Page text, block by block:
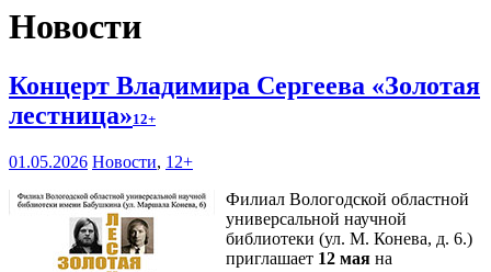
Новости
Концерт Владимира Сергеева «Золотая
лестница»12+
01.05.2026 Новости, 12+
Филиал Вологодской областной
универсальной научной
библиотеки (ул. М. Конева, д. 6.)
приглашает 12 мая на